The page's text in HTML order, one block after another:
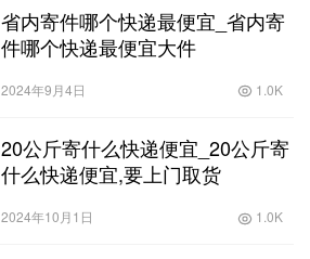
省内寄件哪个快递最便宜_省内寄
件哪个快递最便宜大件
2024年9月4日 1.0K
20公斤寄什么快递便宜_20公斤寄
什么快递便宜,要上门取货
2024年10月1日 1.0K